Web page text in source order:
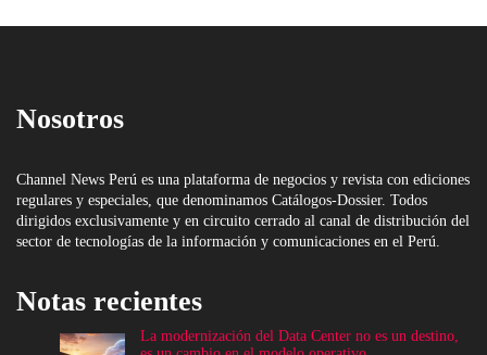
Nosotros
Channel News Perú es una plataforma de negocios y revista con ediciones
regulares y especiales, que denominamos Catálogos-Dossier. Todos
dirigidos exclusivamente y en circuito cerrado al canal de distribución del
sector de tecnologías de la información y comunicaciones en el Perú.
Notas recientes
La modernización del Data Center no es un destino,